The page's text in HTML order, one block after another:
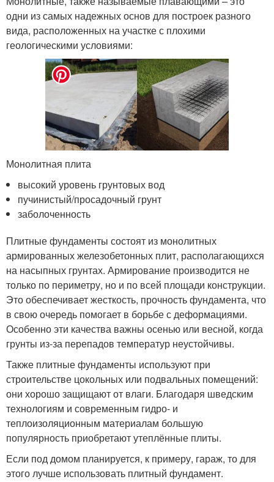
одни из самых надежных основ для построек разного
вида, расположенных на участке с плохими
геологическими условиями:
Монолитная плита
высокий уровень грунтовых вод
пучинистый/просадочный грунт
заболоченность
Плитные фундаменты состоят из монолитных
армированных железобетонных плит, располагающихся
на насыпных грунтах. Армирование производится не
только по периметру, но и по всей площади конструкции.
Это обеспечивает жесткость, прочность фундамента, что
в свою очередь помогает в борьбе с деформациями.
Особенно эти качества важны осенью или весной, когда
грунты из-за перепадов температур неустойчивы.
Также плитные фундаменты используют при
строительстве цокольных или подвальных помещений:
они хорошо защищают от влаги. Благодаря шведским
технологиям и современным гидро- и
теплоизоляционным материалам большую
популярность приобретают утеплённые плиты.
Если под домом планируется, к примеру, гараж, то для
этого лучше использовать плитный фундамент.